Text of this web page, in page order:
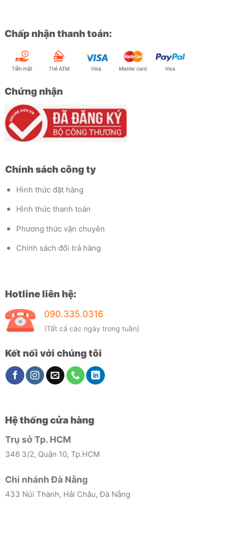
Chấp nhận thanh toán:
Chứng nhận
Chính sách công ty
Hình thức đặt hàng
Hình thức thanh toán
Phương thức vận chuyên
Chính sách đổi trả hàng
Hotline liên hệ:
090.335.0316
(Tất cả các ngày trong tuần)
Kết nối với chúng tôi
Hệ thống cửa hàng
Trụ sở Tp. HCM
346 3/2, Quận 10, Tp.HCM
Chi nhánh Đà Nẵng
433 Núi Thành, Hải Châu, Đà Nẵng